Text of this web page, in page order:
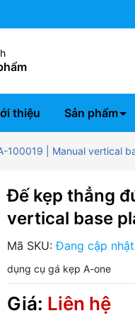
thiệu Sản phẩm
100019 | Manual vertical
Đế kẹp thẳng
vertical base
Mã SKU: Đang cập nhật
dụng cụ gá kẹp A-one
Giá: Liên hệ